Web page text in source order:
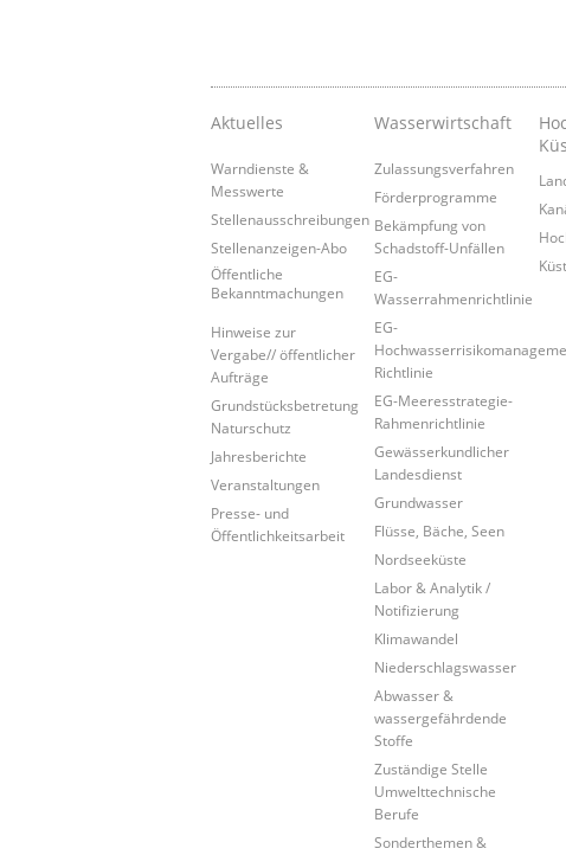
Aktuelles
Warndienste &
Messwerte
Stellenausschreibungen
Stellenanzeigen-Abo
Öffentliche
Bekanntmachungen
Hinweise zur
Vergabe// öffentlicher
Aufträge
Grundstücksbetretung
Naturschutz
Jahresberichte
Veranstaltungen
Presse- und
Öffentlichkeitsarbeit
Wasserwirtschaft
Zulassungsverfahren
Förderprogramme
Bekämpfung von
Schadstoff-Unfällen
EG-
Wasserrahmenrichtlinie
EG-
Richtlinie
EG-Meeresstrategie-
Rahmenrichtlinie
Gewässerkundlicher
Landesdienst
Grundwasser
Flüsse, Bäche, Seen
Nordseeküste
Labor & Analytik /
Notifizierung
Klimawandel
Niederschlagswasser
Abwasser &
wassergefährdende
Stoffe
Zuständige Stelle
Umwelttechnische
Berufe
Sonderthemen &